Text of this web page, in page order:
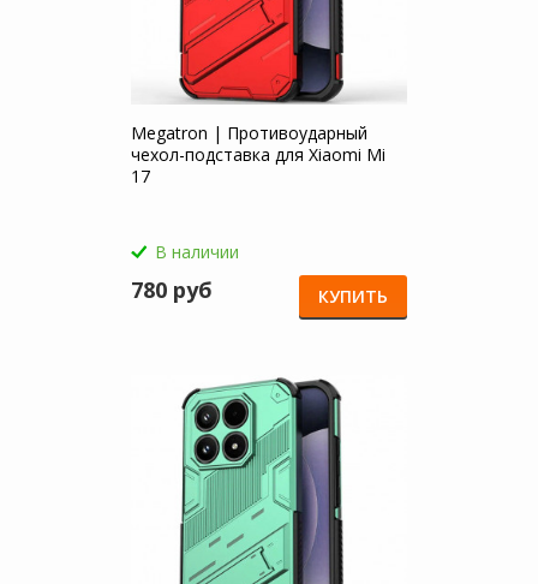
Megatron | Противоударный
чехол-подставка для Xiaomi Mi
17
В наличии
780 руб КУПИТЬ